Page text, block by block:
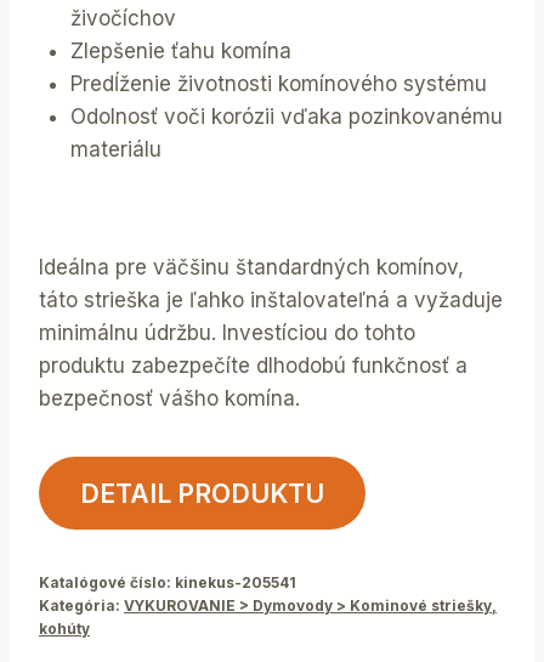
živočíchov
Zlepšenie ťahu komína
Predĺženie životnosti komínového systému
Odolnosť voči korózii vďaka pozinkovanému
materiálu
Ideálna pre väčšinu štandardných komínov,
táto strieška je ľahko inštalovateľná a vyžaduje
minimálnu údržbu. Investíciou do tohto
produktu zabezpečíte dlhodobú funkčnosť a
bezpečnosť vášho komína.
DETAIL PRODUKTU
Katalógové číslo: kinekus-205541
Kategória: VYKUROVANIE > Dymovody > Kominové striešky,
kohúty